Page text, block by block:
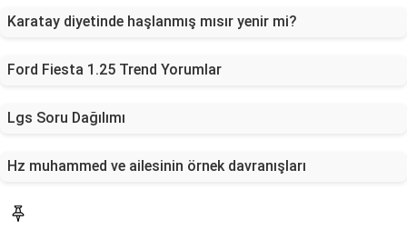
Karatay diyetinde haşlanmış mısır yenir mi?
Ford Fiesta 1.25 Trend Yorumlar
Lgs Soru Dağılımı
Hz muhammed ve ailesinin örnek davranışları